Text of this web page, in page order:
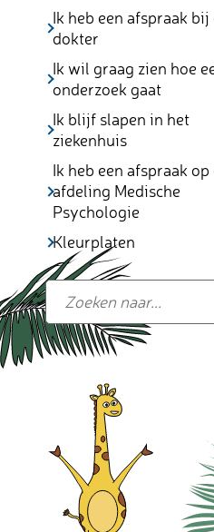
Ik heb een afspraak bij
dokter
Ik wil graag zien hoe
onderzoek gaat
Ik blijf slapen in het
ziekenhuis
Ik heb een afspraak op
afdeling Medische
Psychologie
Kleurplaten